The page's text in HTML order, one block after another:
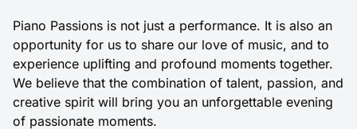
Piano Passions is not just a performance. It is also an
opportunity for us to share our love of music, and to
experience uplifting and profound moments together.
We believe that the combination of talent, passion, and
creative spirit will bring you an unforgettable evening
of passionate moments.